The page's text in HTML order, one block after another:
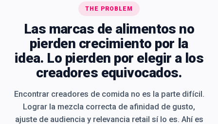
THE PROBLEM
Las marcas de alimentos no
pierden crecimiento por la
idea. Lo pierden por elegir a los
creadores equivocados.
Encontrar creadores de comida no es la parte difícil.
Lograr la mezcla correcta de afinidad de gusto,
ajuste de audiencia y relevancia retail sí lo es. Ahí es